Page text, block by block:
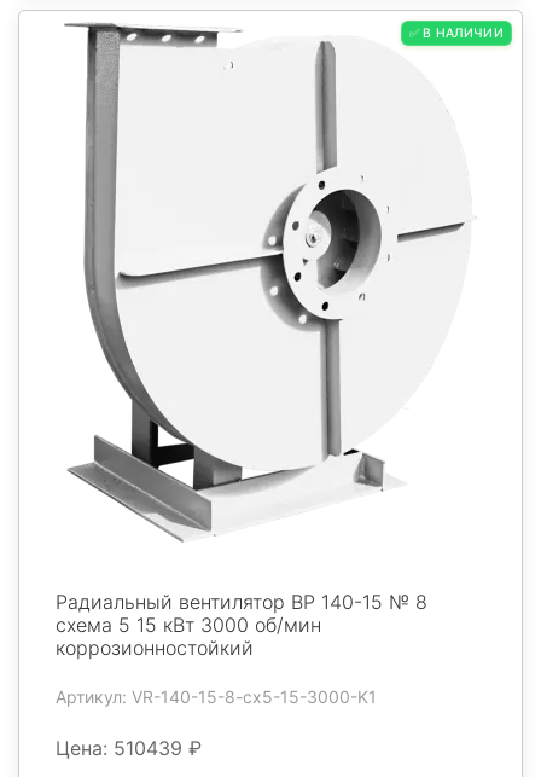
✅ В НАЛИЧИИ
Радиальный вентилятор ВР 140-15 № 8
схема 5 15 кВт 3000 об/мин
коррозионностойкий
Артикул: VR-140-15-8-cx5-15-3000-K1
Цена: 510439 ₽